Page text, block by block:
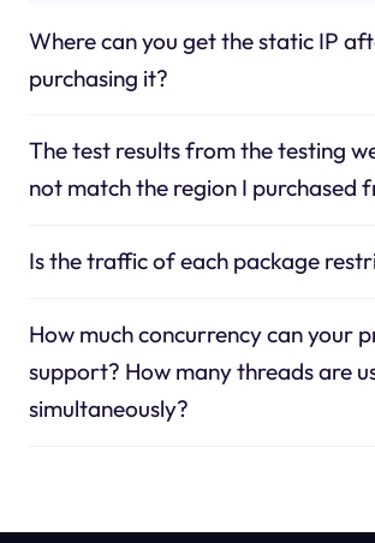
Where can you get the static IP
purchasing it?
The test results from the testing
not match the region I purchased
Is the traffic of each package
How much concurrency can your
support? How many threads are
simultaneously?